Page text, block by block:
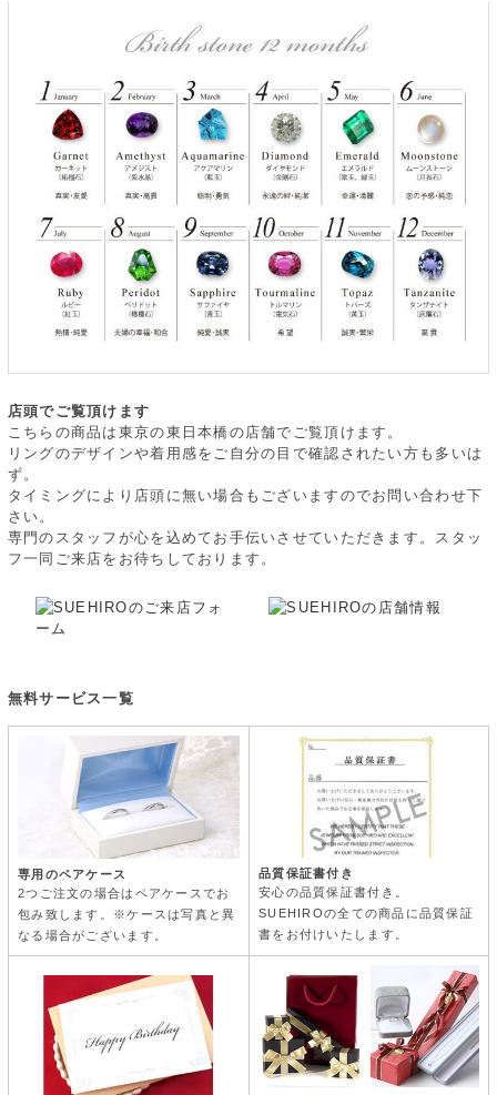
店頭でご覧頂けます
こちらの商品は東京の東日本橋の店舗でご覧頂けます。
リングのデザインや着用感をご自分の目で確認されたい方も多いは
ず。
タイミングにより店頭に無い場合もございますのでお問い合わせ下
さい。
専門のスタッフが心を込めてお手伝いさせていただきます。スタッ
フ一同ご来店をお待ちしております。
無料サービス一覧
専用のペアケース
2つご注文の場合はペアケースでお
包み致します。※ケースは写真と異
なる場合がございます。
品質保証書付き
安心の品質保証書付き。
SUEHIROの全ての商品に品質保証
書をお付けいたします。